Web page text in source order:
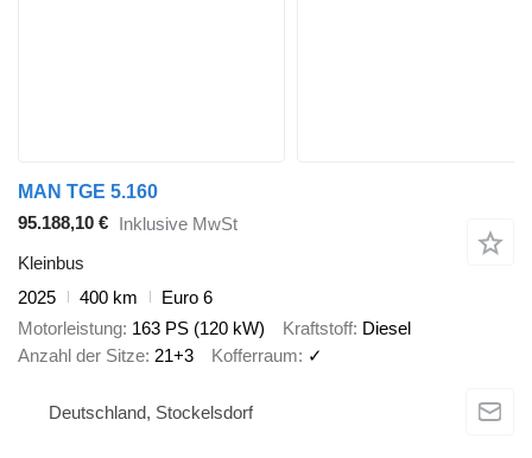
MAN TGE 5.160
95.188,10 €
Inklusive MwSt
Kleinbus
2025
400 km
Euro 6
Motorleistung 163 PS (120 kW) Kraftstoff Diesel
Anzahl der Sitze 21+3 Kofferraum ✓
Deutschland, Stockelsdorf